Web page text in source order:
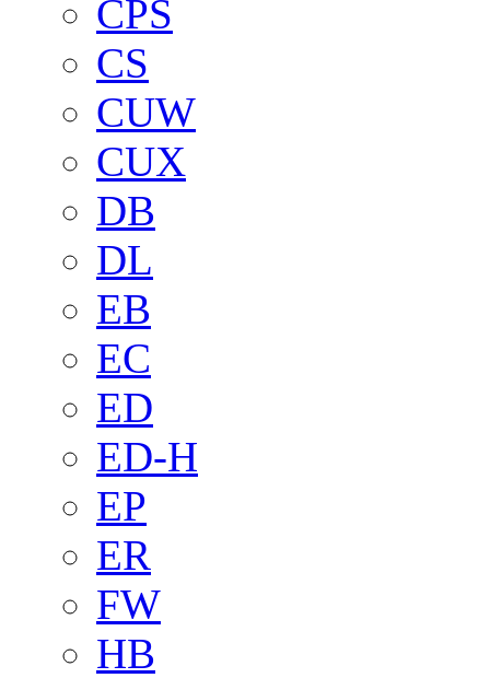
CPS
CS
CUW
CUX
DB
DL
EB
EC
ED
ED-H
EP
ER
FW
HB